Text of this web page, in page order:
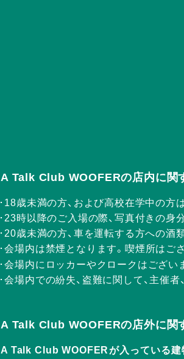
A Talk Club WOOFERの店内に関
18歳未満の方、および高校在学中の方
23時以降のご入場の際、写真付きの身
20歳未満の方、車を運転する方への酒
会場内は禁煙となります。喫煙所はご
会場内にロッカーやクロークはござい
会場内での紛失、盗難に関して、主催
A Talk Club WOOFERの店外に関
A Talk Club WOOFERが入っている建